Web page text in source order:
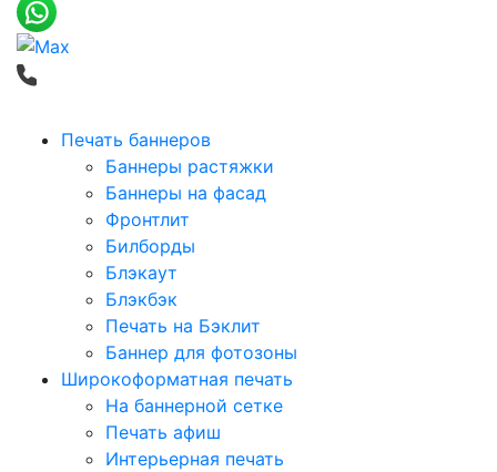
Печать баннеров
Баннеры растяжки
Баннеры на фасад
Фронтлит
Билборды
Блэкаут
Блэкбэк
Печать на Бэклит
Баннер для фотозоны
Широкоформатная печать
На баннерной сетке
Печать афиш
Интерьерная печать